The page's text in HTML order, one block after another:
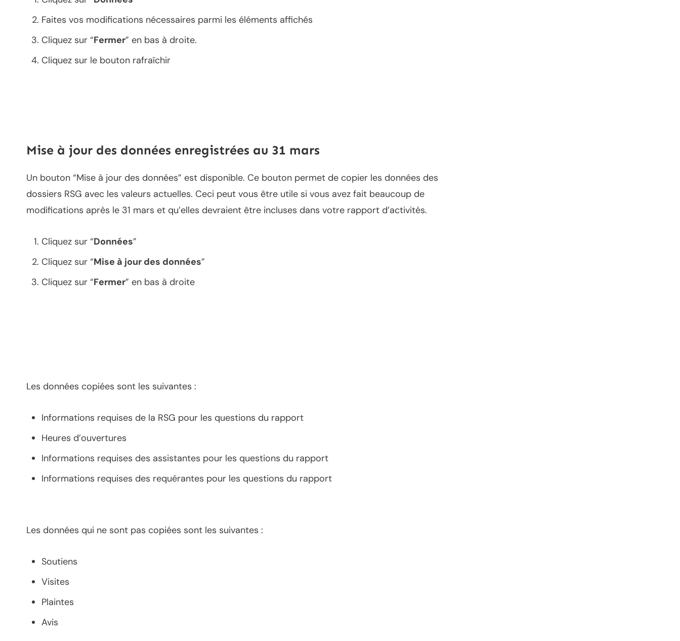
Faites vos modifications nécessaires parmi les éléments affichés
Cliquez sur “Fermer” en bas à droite.
Cliquez sur le bouton rafraîchir
Mise à jour des données enregistrées au 31 mars
Un bouton “Mise à jour des données” est disponible. Ce bouton permet de copier les données des
dossiers RSG avec les valeurs actuelles. Ceci peut vous être utile si vous avez fait beaucoup de
modifications après le 31 mars et qu’elles devraient être incluses dans votre rapport d’activités.
Cliquez sur “Données”
Cliquez sur “Mise à jour des données”
Cliquez sur “Fermer” en bas à droite
Les données copiées sont les suivantes :
Informations requises de la RSG pour les questions du rapport
Heures d’ouvertures
Informations requises des assistantes pour les questions du rapport
Informations requises des requérantes pour les questions du rapport
Les données qui ne sont pas copiées sont les suivantes :
Soutiens
Visites
Plaintes
Avis